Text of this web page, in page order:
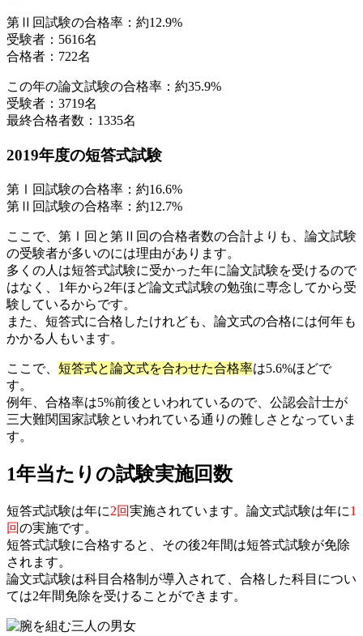
第Ⅱ回試験の合格率：約12.9%
受験者：5616名
合格者：722名
この年の論文試験の合格率：約35.9%
受験者：3719名
最終合格者数：1335名
2019年度の短答式試験
第Ⅰ回試験の合格率：約16.6%
第Ⅱ回試験の合格率：約12.7%
ここで、第Ⅰ回と第Ⅱ回の合格者数の合計よりも、論文試験
の受験者が多いのには理由があります。
多くの人は短答式試験に受かった年に論文試験を受けるので
はなく、1年から2年ほど論文式試験の勉強に専念してから受
験しているからです。
また、短答式に合格したけれども、論文式の合格には何年も
かかる人もいます。
ここで、 短答式と論文式を合わせた合格率は5.6%ほどで
す。
例年、合格率は5%前後といわれているので、公認会計士が
三大難関国家試験といわれている通りの難しさとなっていま
す。
1年当たりの試験実施回数
短答式試験は年に2回実施されています。論文式試験は年に1
回の実施です。
短答式試験に合格すると、その後2年間は短答式試験が免除
されます。
論文式試験は科目合格制が導入されて、合格した科目につい
ては2年間免除を受けることができます。